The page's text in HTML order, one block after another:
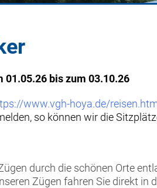
bis zum 03.10.26
www.vgh-hoya.de/
so können wir die
durch die schönen Orte
Zügen fahren Sie direkt in